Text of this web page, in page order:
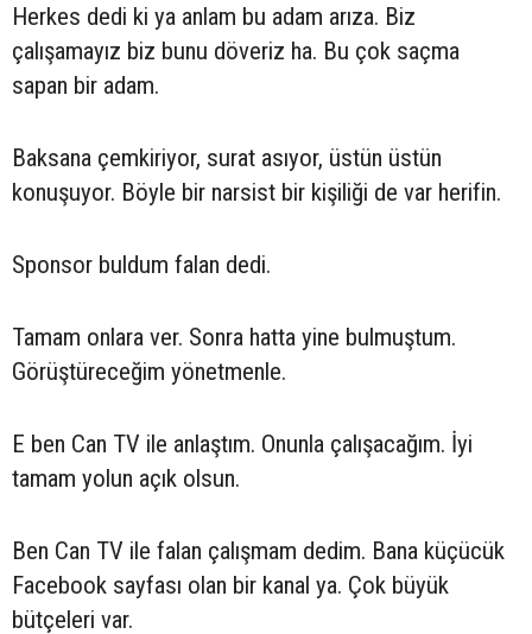
Herkes dedi ki ya anlam bu adam arıza. Biz
çalışamayız biz bunu döveriz ha. Bu çok saçma
sapan bir adam.
Baksana çemkiriyor, surat asıyor, üstün üstün
konuşuyor. Böyle bir narsist bir kişiliği de var herifin.
Sponsor buldum falan dedi.
Tamam onlara ver. Sonra hatta yine bulmuştum.
Görüştüreceğim yönetmenle.
E ben Can TV ile anlaştım. Onunla çalışacağım. İyi
tamam yolun açık olsun.
Ben Can TV ile falan çalışmam dedim. Bana küçücük
Facebook sayfası olan bir kanal ya. Çok büyük
bütçeleri var.